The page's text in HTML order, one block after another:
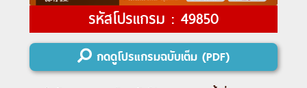
รหัสโปรแกรม : 49850
กดดูโปรแกรมฉบับเต็ม (PDF)